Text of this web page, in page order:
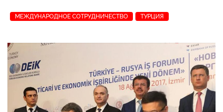
МЕЖДУНАРОДНОЕ СОТРУДНИЧЕСТВО ТУРЦИЯ